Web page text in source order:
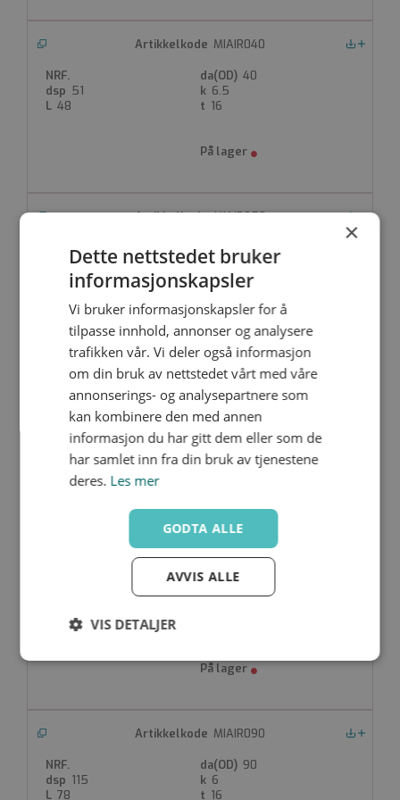
MIAIR040
40
51
6.5
48
16
MIAIR050
50
64.4
4.5
52.5
16
MIAIR063
63
81
4.5
60.5
MIAIR075
75
70
MIAIR090
90
115
6
78
16
×
Dette nettstedet bruker
informasjonskapsler
Vi bruker informasjonskapsler for å
tilpasse innhold, annonser og analysere
trafikken vår. Vi deler også informasjon
om din bruk av nettstedet vårt med våre
annonserings- og analysepartnere som
kan kombinere den med annen
informasjon du har gitt dem eller som de
har samlet inn fra din bruk av tjenestene
deres. Les mer
GODTA ALLE
AVVIS ALLE
VIS DETALJER
Strengt
Ytelse Målretting